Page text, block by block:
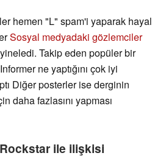
hemen "L" spam'i yaparak hayal
Sosyal medyadaki gözlemciler
Takip eden popüler bir
ne yaptığını çok iyi
Diğer posterler ise derginin
daha fazlasını yapması
ile ilişkisi